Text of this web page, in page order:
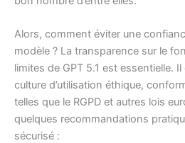
Alors, comment éviter une
modèle ? La transparence sur le
limites de GPT 5.1 est essentielle.
culture d’utilisation éthique,
telles que le RGPD et autres lois
quelques recommandations
sécurisé :